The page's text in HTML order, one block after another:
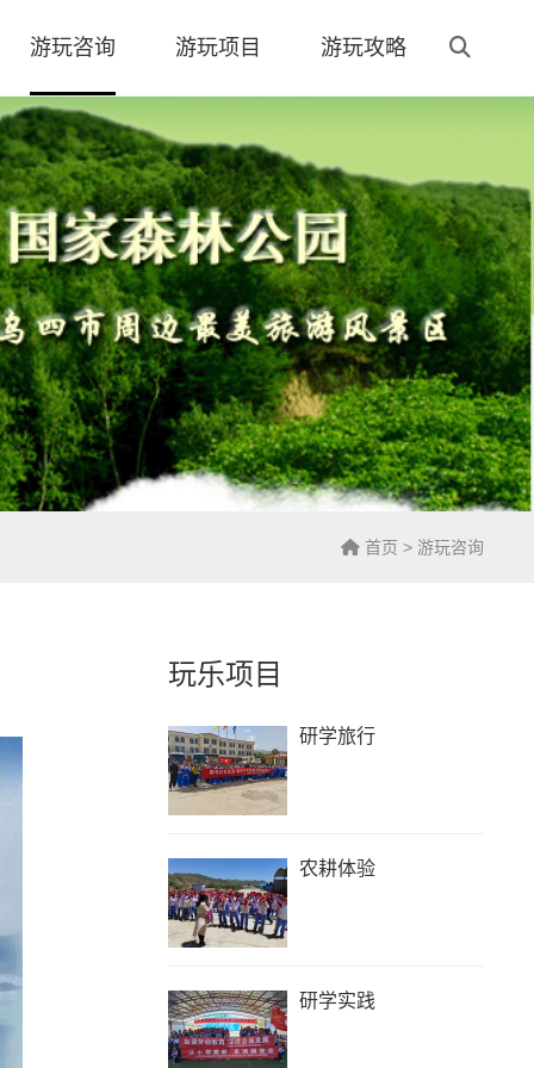
游玩咨询 游玩项目 游玩攻略
首页 > 游玩咨询
玩乐项目
研学旅行
农耕体验
研学实践